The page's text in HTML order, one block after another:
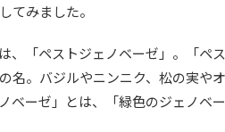
てみました。
、「ペストジェノベーゼ」。「ペ
名。バジルやニンニク、松の実や
ベーゼ」とは、「緑色のジェノベ